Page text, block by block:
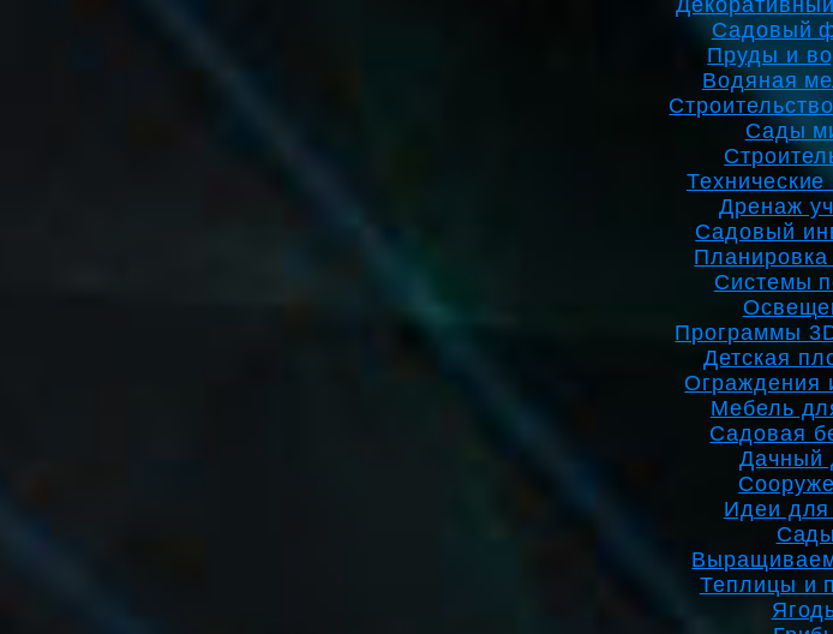
Садовый
Пруды и
Водяная
Сады
Дренаж
Садовый
Планировка
Системы
Программы
Детская
Ограждения
Мебель
Садовая
Дачный
Идеи для
Сады
Теплицы и